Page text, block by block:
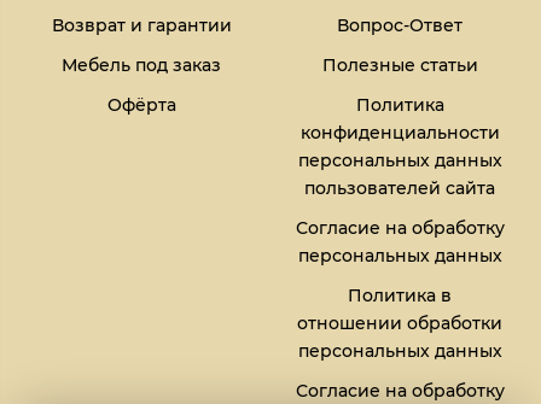
Возврат и гарантии
Мебель под заказ
Офёрта
Вопрос-Ответ
Полезные статьи
Политика
конфиденциальности
персональных данных
пользователей сайта
Согласие на обработку
персональных данных
Политика в
отношении обработки
персональных данных
Согласие на обработку